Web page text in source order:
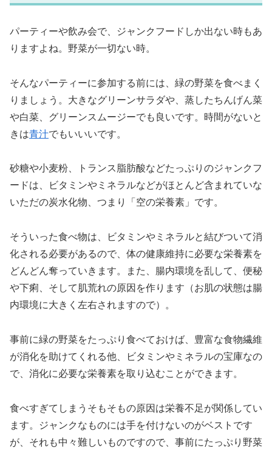
パーティーや飲み会で、ジャンクフードしか出ない時もあ
りますよね。野菜が一切ない時。
そんなパーティーに参加する前には、緑の野菜を食べまく
りましょう。大きなグリーンサラダや、蒸したちんげん菜
や白菜、グリーンスムージーでも良いです。時間がないと
きは青汁でもいいいです。
砂糖や小麦粉、トランス脂肪酸などたっぷりのジャンクフ
ードは、ビタミンやミネラルなどがほとんど含まれていな
いただの炭水化物、つまり「空の栄養素」です。
そういった食べ物は、ビタミンやミネラルと結びついて消
化される必要があるので、体の健康維持に必要な栄養素を
どんどん奪っていきます。また、腸内環境を乱して、便秘
や下痢、そして肌荒れの原因を作ります（お肌の状態は腸
内環境に大きく左右されますので）。
事前に緑の野菜をたっぷり食べておけば、豊富な食物繊維
が消化を助けてくれる他、ビタミンやミネラルの宝庫なの
で、消化に必要な栄養素を取り込むことができます。
食べすぎてしまうそもそもの原因は栄養不足が関係してい
ます。ジャンクなものには手を付けないのがベストです
が、それも中々難しいものですので、事前にたっぷり野菜